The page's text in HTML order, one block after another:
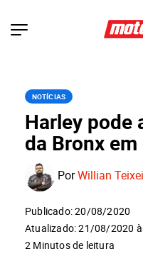
NOTÍCIAS
Harley pode
da Bronx
PorWillian
Publicado: 20/08/2020
Atualizado: 21/08/2020
2 Minutos de leitura